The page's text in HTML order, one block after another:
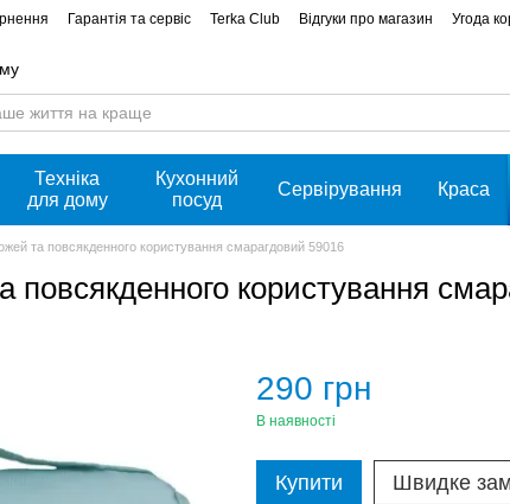
Гарантія та сервіс Terka Club Відгуки про магазин
Угода
Техніка
для дому
Кухонний
посуд
Сервірування Краса
та повсякденного користування смарагдовий 59016
користування
290 грн
В наявності
Купити Швидке